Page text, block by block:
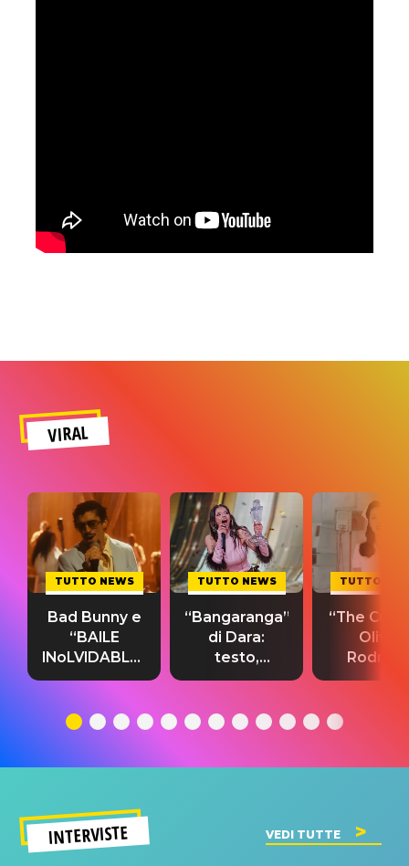
VIRAL
TUTTO NEWS
Bad Bunny e
“BAILE
INoLVIDABLE”:
testo,
significato
TUTTO NEWS
“Bangaranga”
di Dara:
testo,
traduzione e
del singolo
TUTTO
“The
Olivia
testo,
INTERVISTE VEDI TUTTE